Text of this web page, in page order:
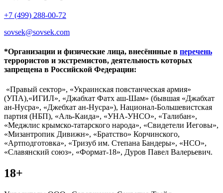
+7 (499) 288-00-72
sovsek@sovsek.com
*Организации и физические лица, внесённные в перечень
террористов и экстремистов, деятельность которых
запрещена в Российской Федерации:
«Правый сектор», «Украинская повстанческая армия»
(УПА),«ИГИЛ», «Джабхат Фатх аш-Шам» (бывшая «Джабхат
ан-Нусра», «Джебхат ан-Нусра»), Национал-Большевистская
партия (НБП), «Аль-Каида», «УНА-УНСО», «Талибан»,
«Меджлис крымско-татарского народа», «Свидетели Иеговы»,
«Мизантропик Дивижн», «Братство» Корчинского,
«Артподготовка», «Тризуб им. Степана Бандеры», «НСО»,
«Славянский союз», «Формат-18», Дуров Павел Валерьевич.
18+